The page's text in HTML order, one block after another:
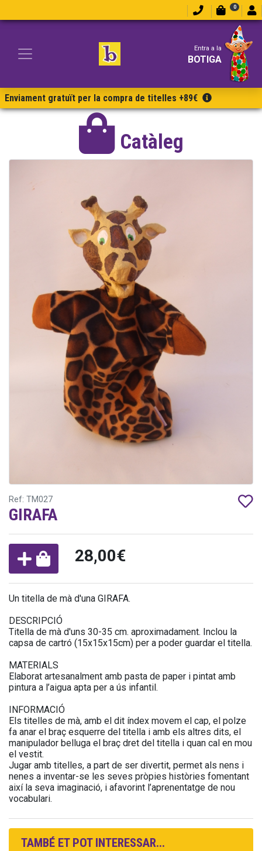
0
Entra a la
BOTIGA
Enviament gratuït per la compra de titelles +89€
Catàleg
Ref: TM027
GIRAFA
28,00€
Un titella de mà d'una GIRAFA.
DESCRIPCIÓ
Titella de mà d'uns 30-35 cm. aproximadament. Inclou la
capsa de cartró (15x15x15cm) per a poder guardar el titella.
MATERIALS
Elaborat artesanalment amb pasta de paper i pintat amb
pintura a l’aigua apta per a ús infantil.
INFORMACIÓ
Els titelles de mà, amb el dit índex movem el cap, el polze
fa anar el braç esquerre del titella i amb els altres dits, el
manipulador belluga el braç dret del titella i quan cal en mou
el vestit.
Jugar amb titelles, a part de ser divertit, permet als nens i
nenes a inventar-se les seves pròpies històries fomentant
així la seva imaginació, i afavorint l’aprenentatge de nou
vocabulari.
TAMBÉ ET POT INTERESSAR...